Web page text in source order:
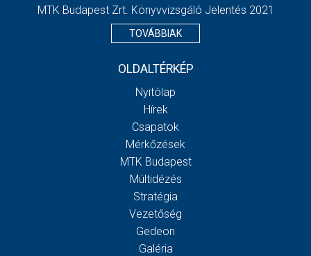
MTK Budapest Zrt. Könyvvizsgáló Jelentés 2021
TOVÁBBIAK
OLDALTÉRKÉP
Nyitólap
Hírek
Csapatok
Mérkőzések
MTK Budapest
Múltidézés
Stratégia
Vezetőség
Gedeon
Galéria